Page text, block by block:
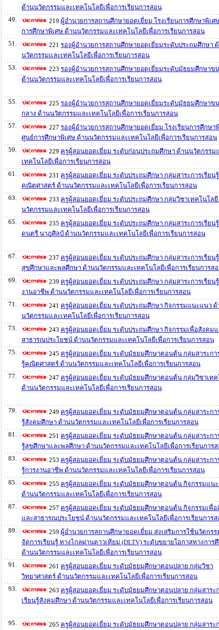
ด้านนวัตกรรมและเทคโนโลยีเพื่อการเรียนการสอน
49.
219 ผู้อำนวยการสถานศึกษายอดเยี่ยม โรงเรียนการศึกษาพิเศ
การศึกษาพิเศษ ด้านนวัตกรรมและเทคโนโลยีเพื่อการเรียนการสอน
51.
221 รองผู้อำนวยการสถานศึกษายอดเยี่ยมระดับประถมศึกษา
นวัตกรรมและเทคโนโลยีเพื่อการเรียนการสอน
53.
223 รองผู้อำนวยการสถานศึกษายอดเยี่ยมระดับมัธยมศึกษาข
ด้านนวัตกรรมและเทคโนโลยีเพื่อการเรียนการสอน
55. 225 รองผู้อำนวยการสถานศึกษายอดเยี่ยมระดับมัธยมศึกษาข
กลาง ด้านนวัตกรรมและเทคโนโลยีเพื่อการเรียนการสอน
57.
227 รองผู้อำนวยการสถานศึกษายอดเยี่ยม โรงเรียนการศึกษา
ศูนย์การศึกษาพิเศษ ด้านนวัตกรรมและเทคโนโลยีเพื่อการเรียนการสอน
59.
229 ครูผู้สอนยอดเยี่ยม ระดับก่อนประถมศึกษา ด้านนวัตกรรม
เทคโนโลยีเพื่อการเรียนการสอน
61.
231 ครูผู้สอนยอดเยี่ยม ระดับประถมศึกษา กลุ่มสาระการเรียนรู้
คณิตศาสตร์ ด้านนวัตกรรมและเทคโนโลยีเพื่อการเรียนการสอน
63.
233 ครูผู้สอนยอดเยี่ยม ระดับประถมศึกษา กลุ่มวิชาเทคโนโล
นวัตกรรมและเทคโนโลยีเพื่อการเรียนการสอน
65.
235 ครูผู้สอนยอดเยี่ยม ระดับประถมศึกษา กลุ่มสาระการเรียน
ดนตรี นาฎศิลป์ ด้านนวัตกรรมและเทคโนโลยีเพื่อการเรียนการสอน
67. 237 ครูผู้สอนยอดเยี่ยม ระดับประถมศึกษา กลุ่มสาระการเรียนรู้
สุขศึกษาและพลศึกษา ด้านนวัตกรรมและเทคโนโลยีเพื่อการเรียนการส
69.
239 ครูผู้สอนยอดเยี่ยม ระดับประถมศึกษา กลุ่มสาระการเรียน
งานอาชีพ ด้านนวัตกรรมและเทคโนโลยีเพื่อการเรียนการสอน
71.
241 ครูผู้สอนยอดเยี่ยม ระดับประถมศึกษา กิจกรรมแนะแนว ด้
นวัตกรรมและเทคโนโลยีเพื่อการเรียนการสอน
73.
243 ครูผู้สอนยอดเยี่ยม ระดับประถมศึกษา กิจกรรมเพื่อสังคม
สาธารณประโยชน์ ด้านนวัตกรรมและเทคโนโลยีเพื่อการเรียนการสอน
75.
245 ครูผู้สอนยอดเยี่ยม ระดับมัธยมศึกษาตอนต้น กลุ่มสาระกา
รู้คณิตศาสตร์ ด้านนวัตกรรมและเทคโนโลยีเพื่อการเรียนการสอน
77.
247 ครูผู้สอนยอดเยี่ยม ระดับมัธยมศึกษาตอนต้น กลุ่มวิชาเทค
ด้านนวัตกรรมและเทคโนโลยีเพื่อการเรียนการสอน
79. 249 ครูผู้สอนยอดเยี่ยม ระดับมัธยมศึกษาตอนต้น กลุ่มสาระกา
รู้สังคมศึกษา ด้านนวัตกรรมและเทคโนโลยีเพื่อการเรียนการสอน
81.
251 ครูผู้สอนยอดเยี่ยม ระดับมัธยมศึกษาตอนต้น กลุ่มสาระกา
รู้สุขศึกษาและพลศึกษา ด้านนวัตกรรมและเทคโนโลยีเพื่อการเรียนการ
83.
253 ครูผู้สอนยอดเยี่ยม ระดับมัธยมศึกษาตอนต้น กลุ่มสาระกา
รู้การงานอาชีพ ด้านนวัตกรรมและเทคโนโลยีเพื่อการเรียนการสอน
85.
255 ครูผู้สอนยอดเยี่ยม ระดับมัธยมศึกษาตอนต้น กิจกรรมแน
ด้านนวัตกรรมและเทคโนโลยีเพื่อการเรียนการสอน
87.
257 ครูผู้สอนยอดเยี่ยม ระดับมัธยมศึกษาตอนต้น กิจกรรมเพื่อ
และสาธารณประโยชน์ ด้านนวัตกรรมและเทคโนโลยีเพื่อการเรียนการ
89.
259 ผู้อำนวยการสถานศึกษายอดเยี่ยม ส่งเสริมการใช้นวัตกรร
จัดการเรียนรู้ ทางไกลผ่านดาวเทียม (DLTV) ระดับขยายโอกาสทางการ
ด้านนวัตกรรมและเทคโนโลยีเพื่อการเรียนการสอน
91.
261 ครูผู้สอนยอดเยี่ยม ระดับมัธยมศึกษาตอนปลาย กลุ่มวิชา
วิทยาศาสตร์ ด้านนวัตกรรมและเทคโนโลยีเพื่อการเรียนการสอน
93.
263 ครูผู้สอนยอดเยี่ยม ระดับมัธยมศึกษาตอนปลาย กลุ่มสาระ
เรียนรู้สังคมศึกษา ด้านนวัตกรรมและเทคโนโลยีเพื่อการเรียนการสอน
95. 265 ครูผู้สอนยอดเยี่ยม ระดับมัธยมศึกษาตอนปลาย กลุ่มสาระ